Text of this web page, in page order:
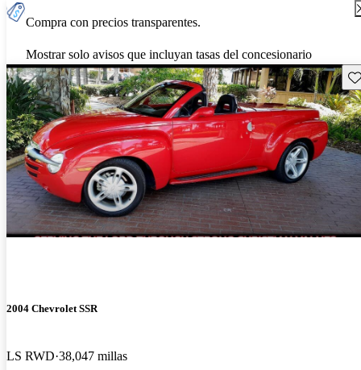
Compra con precios transparentes.
Mostrar solo avisos que incluyan tasas del concesionario
2004 Chevrolet SSR
LS RWD 38,047 millas